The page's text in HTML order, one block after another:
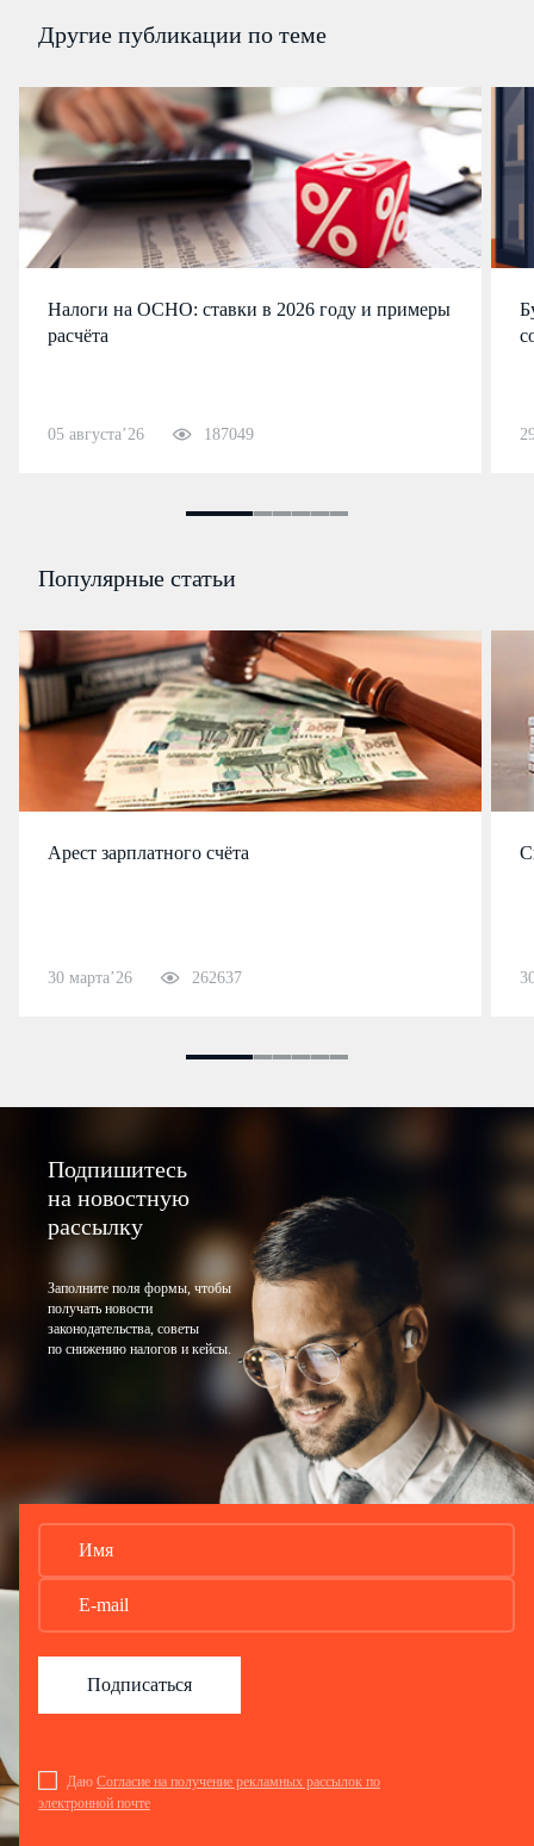
Другие публикации по теме
Налоги на ОСНО: ставки в 2026 году и примеры
расчёта
05 августа’26 187049
Популярные статьи
Арест зарплатного счёта
30 марта’26 262637
Подпишитесь
на новостную
рассылку
Заполните поля формы, чтобы
получать новости
законодательства, советы
по снижению налогов и кейсы.
Даю Согласие на получение рекламных рассылок по
электронной почте
Подписаться